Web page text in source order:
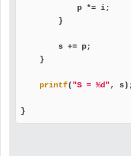
            p *= i;
        }
        s += p;
    }
printf("S = %d",
}